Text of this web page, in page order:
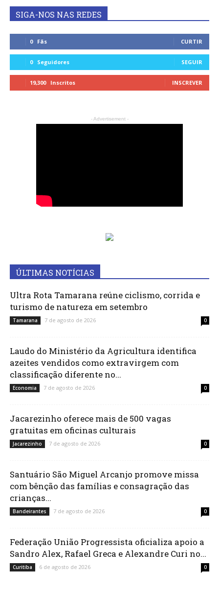
SIGA-NOS NAS REDES
0 Fãs CURTIR
0 Seguidores SEGUIR
19,300 Inscritos INSCREVER
- Advertisement -
ÚLTIMAS NOTÍCIAS
Ultra Rota Tamarana reúne ciclismo, corrida e
turismo de natureza em setembro
Tamarana 7 de agosto de 2026 0
Laudo do Ministério da Agricultura identifica
azeites vendidos como extravirgem com
classificação diferente no...
Economia 7 de agosto de 2026 0
Jacarezinho oferece mais de 500 vagas
gratuitas em oficinas culturais
Jacarezinho 7 de agosto de 2026 0
Santuário São Miguel Arcanjo promove missa
com bênção das famílias e consagração das
crianças...
Bandeirantes 7 de agosto de 2026 0
Federação União Progressista oficializa apoio a
Sandro Alex, Rafael Greca e Alexandre Curi no...
Curitiba 6 de agosto de 2026 0